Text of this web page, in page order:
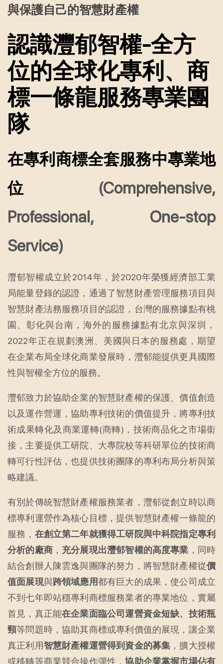
與保護自己的智慧財產權
認識灃郁智權-全方
位的全球化專利、商
標一條龍服務專業團
隊
在專利商標全套服務中專業地
位 (Comprehensive,
Professional, One-stop
Service)
灃郁智權成立於2014年，於2020年榮獲經濟部工業
局能量登錄的認證，通過了智慧財產管理服務項目與
智慧財產法務服務項目的認證，台灣的服務據點有桃
園、彰化與台南，海外的服務據點有北京與深圳，
2022年正在規劃澳洲、美國與日本的服務處，期望
在企業布局全球化商業發展時，灃郁能提供更具國際
性與智權全方位的服務。
灃郁致力於協助企業的智慧財產權的保護、價值創造
以及運作營運，協助專利技術的價值提升，將專利技
術成果轉化及商業運轉(商轉)，技術商品化之市場銜
接，主要提供工研院、大專院校等科研單位的技術商
轉可行性評估，也提供技術團隊的專利布局分析與策
略建議。
有別於傳統智慧財產權服務業者，灃郁從創立時以商
標專利運營作為核心目標，提供智慧財產權一條龍的
服務， 在創立第二年就獲得工研院與中科院指定專利
分析的廠商， 充分展現出灃郁智權的高度專業 ，同時
結合創辦人陳雲逸與團隊的努力，將智慧財產權從價
值面展現與跨領域應用都有巨大的成果，使公司成立
不到七年即站穩專利商標服務業者的專業地位，實屬
首見，真正能在企業面臨公司運營資金短缺、技術瓶
頸等問題時，協助其商標或專利價值的展現，讓企業
真正利用智慧財產權運營得到資金的募集 ，擴大授權
或移轉等商業競合操作彈性，協助企業掌握市場佔有